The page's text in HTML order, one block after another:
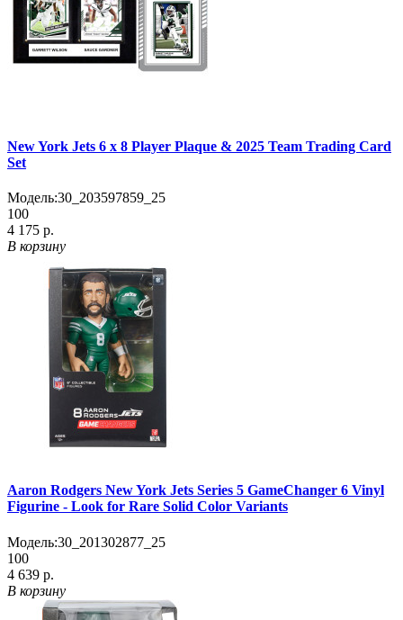
New York Jets 6 x 8 Player Plaque & 2025 Team Trading Card
Set
Модель:30_203597859_25
100
4 175 р.
В корзину
Aaron Rodgers New York Jets Series 5 GameChanger 6 Vinyl
Figurine - Look for Rare Solid Color Variants
Модель:30_201302877_25
100
4 639 р.
В корзину